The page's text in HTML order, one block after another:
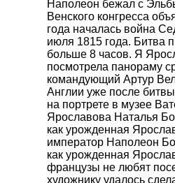
Наполеон бежал с
Венского конгресса
года началась война
июля 1815 года. Битва
больше 8 часов. Я
посмотрела панораму
командующий Артур
Англии уже после
на портрете в музее
Ярославова Наталья
как урожденная
император Наполеон
как урожденная
французы не любят
художнику удалось